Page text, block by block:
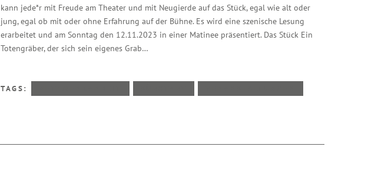
kann jede*r mit Freude am Theater und mit Neugierde auf das Stück, egal wie alt oder
jung, egal ob mit oder ohne Erfahrung auf der Bühne. Es wird eine szenische Lesung
erarbeitet und am Sonntag den 12.11.2023 in einer Matinee präsentiert. Das Stück Ein
Totengräber, der sich sein eigenes Grab…
TAGS: